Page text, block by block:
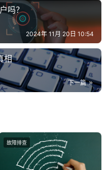
吗？
2024年 11月 20日 10:54
相
下一篇
故障排查